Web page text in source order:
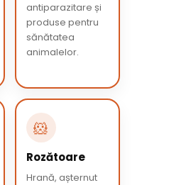
antiparazitare și
produse pentru
sănătatea
animalelor.
🐹
Rozătoare
Hrană, așternut